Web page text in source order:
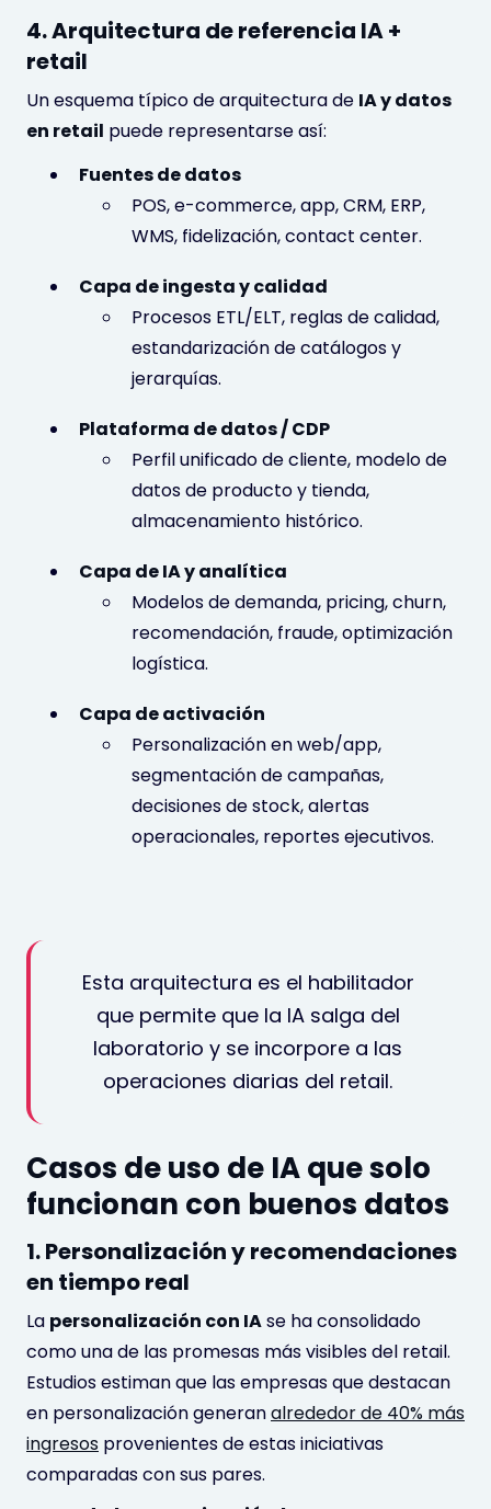
4. Arquitectura de referencia IA +
retail
Un esquema típico de arquitectura de IA y datos
en retail puede representarse así:
Fuentes de datos
POS, e-commerce, app, CRM, ERP,
WMS, fidelización, contact center.
Capa de ingesta y calidad
Procesos ETL/ELT, reglas de calidad,
estandarización de catálogos y
jerarquías.
Plataforma de datos / CDP
Perfil unificado de cliente, modelo de
datos de producto y tienda,
almacenamiento histórico.
Capa de IA y analítica
Modelos de demanda, pricing, churn,
recomendación, fraude, optimización
logística.
Capa de activación
Personalización en web/app,
segmentación de campañas,
decisiones de stock, alertas
operacionales, reportes ejecutivos.
Esta arquitectura es el habilitador
que permite que la IA salga del
laboratorio y se incorpore a las
operaciones diarias del retail.
Casos de uso de IA que solo
funcionan con buenos datos
1. Personalización y recomendaciones
en tiempo real
La personalización con IAse ha consolidado
como una de las promesas más visibles del retail.
Estudios estiman que las empresas que destacan
en personalización generanalrededor de 40% más
ingresos provenientes de estas iniciativas
comparadas con sus pares.